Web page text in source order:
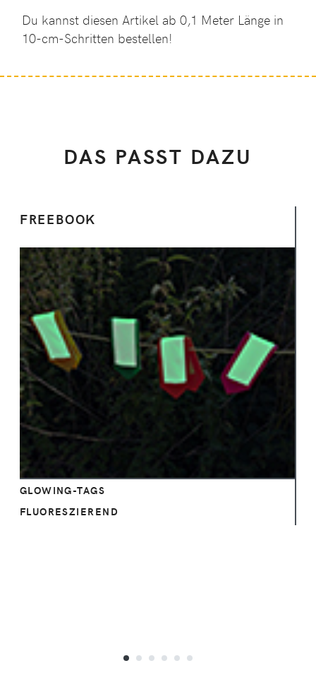
Du kannst diesen Artikel ab 0,1 Meter Länge in
10-cm-Schritten bestellen!
DAS PASST DAZU
FREEBOOK
Ansehen
GLOWING-TAGS
FLUORESZIEREND